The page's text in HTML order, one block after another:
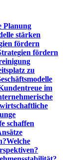
Planung
stärken
fördern
fördern
zu
im
schaffen
Welche